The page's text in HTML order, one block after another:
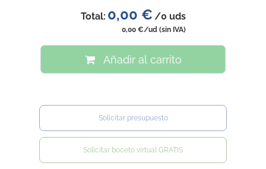
Total: 0,00 € /0 uds
0,00 €/ud (sin IVA)
Añadir al carrito
Solicitar presupuesto
Solicitar boceto virtual GRATIS